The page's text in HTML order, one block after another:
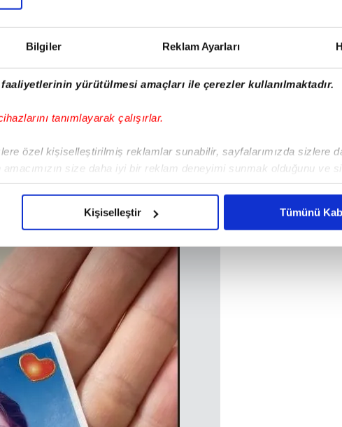
Bilgiler Reklam Ayarları
yürütülmesi amaçları ile çerezler kullanılmaktadır.
tanımlayarak çalışırlar.
özel kişiselleştirilmiş reklamlar sunabilir, sayfalarımızda sizlere
size daha iyi bir reklam deneyimi sunmak olduğunu ve
çabayı gösterdiğimizi ve bu noktada, reklamların maliyetlerimizi
İnternet Sitemizde kendimize ve üçüncü kişilere ait çerezler
işlenmekte olup gerekli olan çerezler bilgi toplumu hizmetlerinin
sitemizin daha işlevsel kılınması ve kişiselleştirilmesi ve sizlere
amaçlarıyla sınırlı olarak açık rızanız dahilinde kullanılacaktır.
alan panel vasıtasıyla belirleyebilirsiniz. Çerezlere ilişkin detaylı
Metnimizi ziyaret edebilirsiniz.
Kanunu uyarınca hazırlanmış Aydınlatma Metnimizi okumak ve
ilgili bilgi almak için lütfen
Kişiselleştir Tümünü
Erçel, sosyal medya hesabında
bir paylaşımda bulundu.